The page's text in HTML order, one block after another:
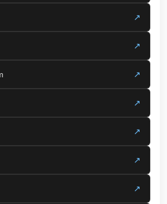
↗
↗
↗
↗
↗
↗
↗